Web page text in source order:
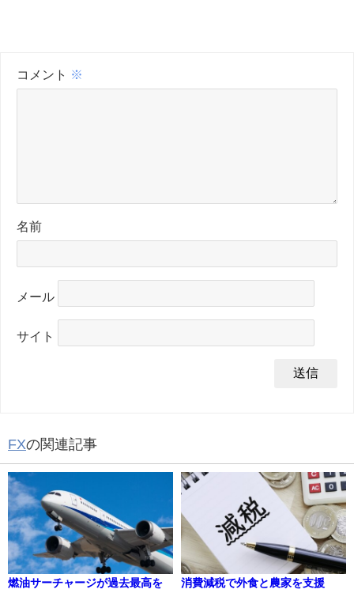
コメント ※
名前
メール
サイト
FXの関連記事
燃油サーチャージが過去最高を
消費減税で外食と農家を支援